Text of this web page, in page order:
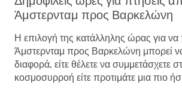
Άμστερνταμ προς Βαρκελώνη
Η επιλογή της κατάλληλης ώρας για να
Άμστερνταμ προς Βαρκελώνη μπορεί
διαφορά, είτε θέλετε να συμμετάσχετε
κοσμοσυρροή είτε προτιμάτε μια πιο